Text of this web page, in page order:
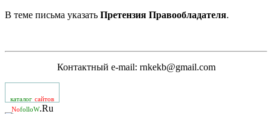
В теме письма указать Претензия Правообладателя.
Контактный e-mail: rnkekb@gmail.com
каталог сайтов
NofolloW.Ru